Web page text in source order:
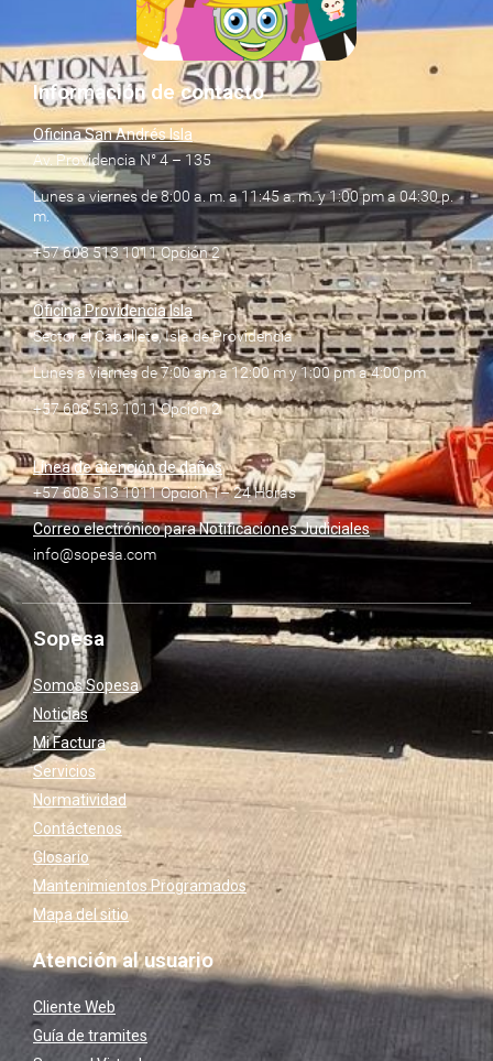
Información de contacto
Oficina San Andrés Isla
Av. Providencia N° 4 – 135
Lunes a viernes de 8:00 a. m. a 11:45 a. m. y 1:00 pm a 04:30 p.
m.
+57 608 513 1011 Opción 2
Oficina Providencia Isla
Sector el Caballete, Isla de Providencia
Lunes a viernes de 7:00 am a 12:00 m y 1:00 pm a 4:00 pm
+57 608 513 1011 Opción 2
Línea de atención de daños
+57 608 513 1011 Opción 1– 24 Horas
Correo electrónico para Notificaciones Judiciales
info@sopesa.com
Sopesa
Somos Sopesa
Noticias
Mi Factura
Servicios
Normatividad
Contáctenos
Glosario
Mantenimientos Programados
Mapa del sitio
Atención al usuario
Cliente Web
Guía de tramites